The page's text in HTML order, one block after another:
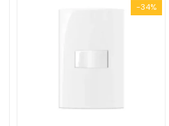
-34%